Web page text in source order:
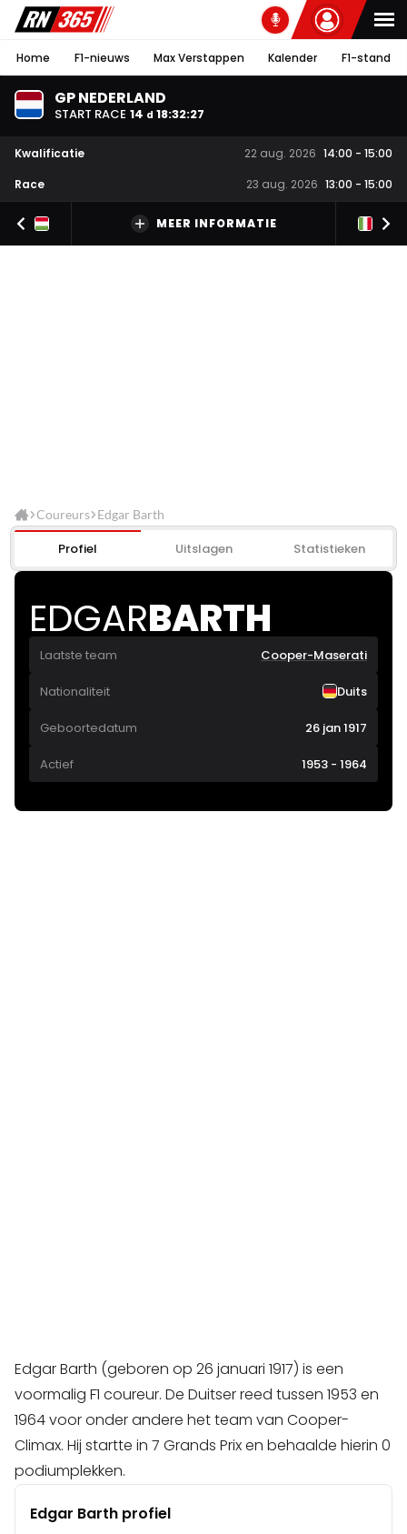
Home F1-nieuws Max Verstappen Kalender F1-stand
GP NEDERLAND
START RACE 14 d 18:32:27
Kwalificatie 22 aug. 2026 14:00 - 15:00
Race
23 aug. 2026 13:00 - 15:00
MEER INFORMATIE
Coureurs Edgar Barth
Profiel Uitslagen Statistieken
EDGARBARTH
Laatste team Cooper-Maserati
Nationaliteit Duits
Geboortedatum 26 jan 1917
Actief 1953 - 1964
Edgar Barth (geboren op 26 januari 1917) is een
voormalig F1 coureur. De Duitser reed tussen 1953 en
1964 voor onder andere het team van Cooper-
Climax. Hij startte in 7 Grands Prix en behaalde hierin 0
podiumplekken.
Edgar Barth profiel